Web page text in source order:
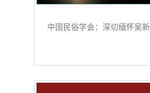
中国民俗学会：深切缅怀吴